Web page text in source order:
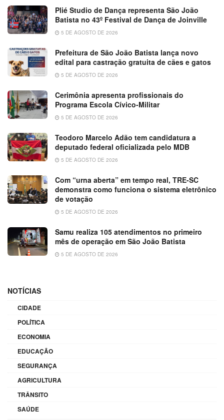
Plié Studio de Dança representa São João
Batista no 43º Festival de Dança de Joinville
5 DE AGOSTO DE 2026
Prefeitura de São João Batista lança novo
edital para castração gratuita de cães e gatos
5 DE AGOSTO DE 2026
Cerimônia apresenta profissionais do
Programa Escola Cívico-Militar
5 DE AGOSTO DE 2026
Teodoro Marcelo Adão tem candidatura a
deputado federal oficializada pelo MDB
5 DE AGOSTO DE 2026
Com “urna aberta” em tempo real, TRE-SC
demonstra como funciona o sistema eletrônico
de votação
5 DE AGOSTO DE 2026
Samu realiza 105 atendimentos no primeiro
mês de operação em São João Batista
5 DE AGOSTO DE 2026
NOTÍCIAS
CIDADE
POLÍTICA
ECONOMIA
EDUCAÇÃO
SEGURANÇA
AGRICULTURA
TRÂNSITO
SAÚDE